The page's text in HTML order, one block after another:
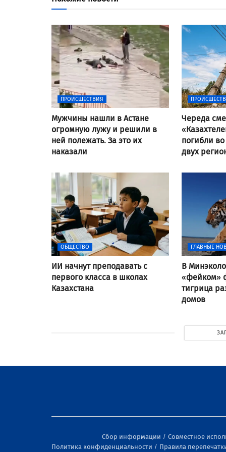
ПРОИСШЕСТВИЯ
Мужчины нашли в Астане
огромную лужу и решили в
ней полежать. За это их
наказали
Череда
погибли
двух
ОБЩЕСТВО
ИИ начнут преподавать с
первого класса в школах
Казахстана
ГЛАВНЫЕ
В
«фейком»
тигрица
домов
Сбор информации
Совместное
Политика конфиденциальности
Правила